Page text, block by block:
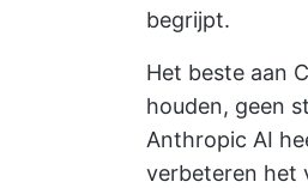
begrijpt.
Het beste aan
houden, geen
Anthropic AI
verbeteren het